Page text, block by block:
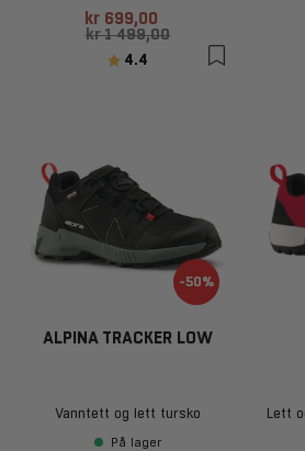
kr 699,00
kr 1 499,00
Karakter:
4.4 av 5 mulige
-50%
ALPINA TRACKER LOW
Vanntett og lett tursko
På lager